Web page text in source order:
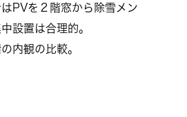
PVを２階窓から除雪メン
設置は合理的。
内観の比較。